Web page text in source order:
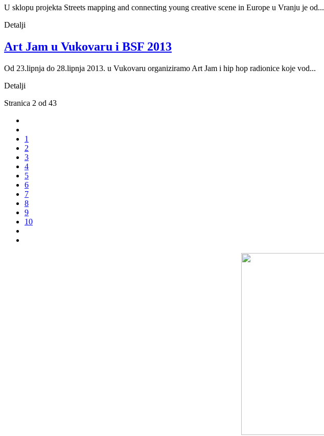
U sklopu projekta Streets mapping and connecting young creative scene in Europe u Vranju je od...
Detalji
Art Jam u Vukovaru i BSF 2013
Od 23.lipnja do 28.lipnja 2013. u Vukovaru organiziramo Art Jam i hip hop radionice koje vod...
Detalji
Stranica 2 od 43
1
2
3
4
5
6
7
8
9
10